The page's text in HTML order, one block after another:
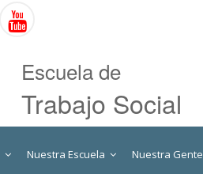
Escuela de
Trabajo Social
Nuestra Escuela Nuestra Gente